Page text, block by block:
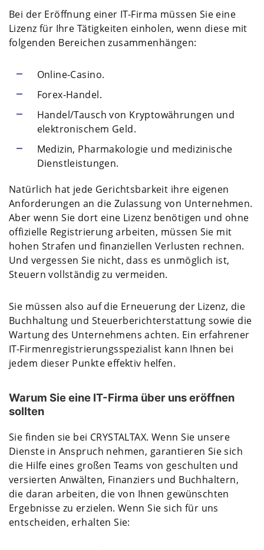
Bei der Eröffnung einer IT-Firma müssen Sie eine
Lizenz für Ihre Tätigkeiten einholen, wenn diese mit
folgenden Bereichen zusammenhängen:
Online-Casino.
Forex-Handel.
Handel/Tausch von Kryptowährungen und
elektronischem Geld.
Medizin, Pharmakologie und medizinische
Dienstleistungen.
Natürlich hat jede Gerichtsbarkeit ihre eigenen
Anforderungen an die Zulassung von Unternehmen.
Aber wenn Sie dort eine Lizenz benötigen und ohne
offizielle Registrierung arbeiten, müssen Sie mit
hohen Strafen und finanziellen Verlusten rechnen.
Und vergessen Sie nicht, dass es unmöglich ist,
Steuern vollständig zu vermeiden.
Sie müssen also auf die Erneuerung der Lizenz, die
Buchhaltung und Steuerberichterstattung sowie die
Wartung des Unternehmens achten. Ein erfahrener
IT-Firmenregistrierungsspezialist kann Ihnen bei
jedem dieser Punkte effektiv helfen.
Warum Sie eine IT-Firma über uns eröffnen
sollten
Sie finden sie bei CRYSTALTAX. Wenn Sie unsere
Dienste in Anspruch nehmen, garantieren Sie sich
die Hilfe eines großen Teams von geschulten und
versierten Anwälten, Finanziers und Buchhaltern,
die daran arbeiten, die von Ihnen gewünschten
Ergebnisse zu erzielen. Wenn Sie sich für uns
entscheiden, erhalten Sie: